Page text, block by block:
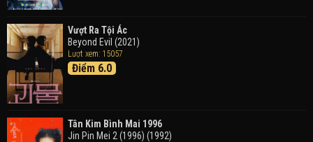
Vượt Ra Tội Ác
Beyond Evil (2021)
Lượt xem: 15057
Điểm 6.0
Tân Kim Bình Mai 1996
Jin Pin Mei 2 (1996) (1992)